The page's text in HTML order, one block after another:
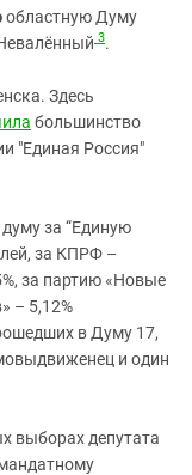
областную Думу
3.
Здесь
большинство
"Единая Россия"
за “Единую
за КПРФ –
за партию «Новые
– 5,12%
в Думу 17,
и один
выборах депутата